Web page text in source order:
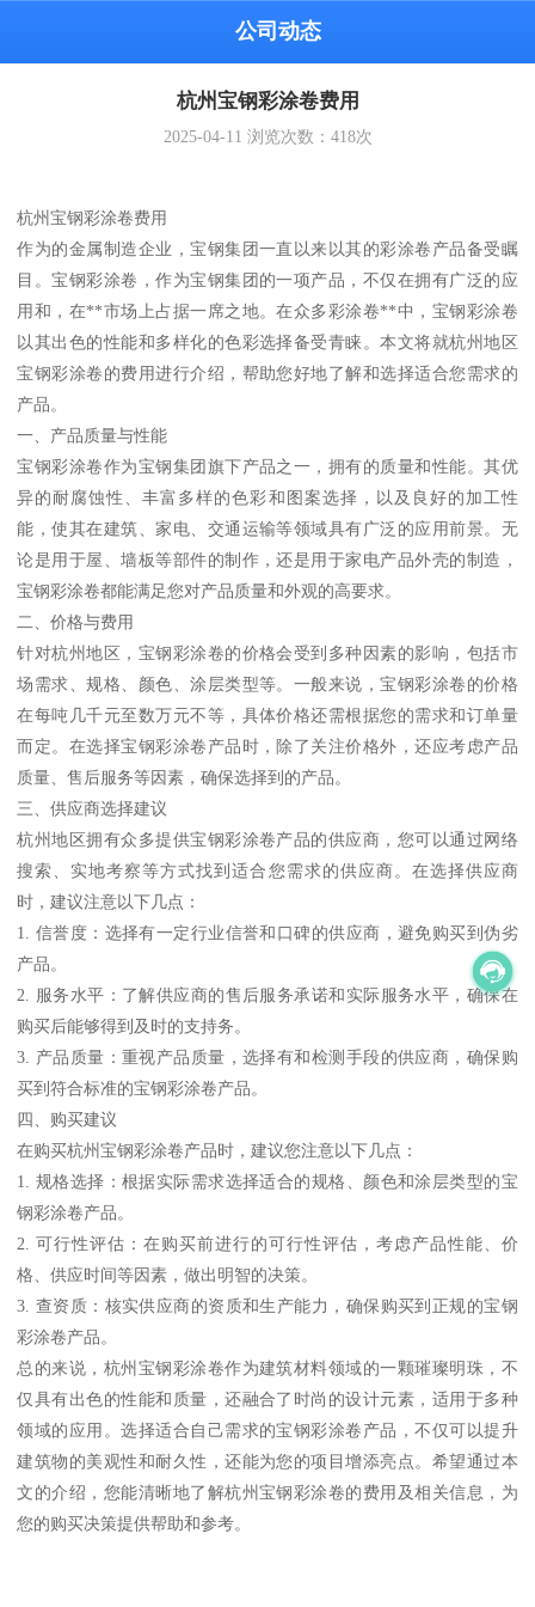
公司动态
杭州宝钢彩涂卷费用
2025-04-11 浏览次数： 418次
杭州宝钢彩涂卷费用
作为的金属制造企业，宝钢集团一直以来以其的彩涂卷产品备受瞩
目。宝钢彩涂卷，作为宝钢集团的一项产品，不仅在拥有广泛的应
用和，在**市场上占据一席之地。在众多彩涂卷**中，宝钢彩涂卷
以其出色的性能和多样化的色彩选择备受青睐。本文将就杭州地区
宝钢彩涂卷的费用进行介绍，帮助您好地了解和选择适合您需求的
产品。
一、产品质量与性能
宝钢彩涂卷作为宝钢集团旗下产品之一，拥有的质量和性能。其优
异的耐腐蚀性、丰富多样的色彩和图案选择，以及良好的加工性
能，使其在建筑、家电、交通运输等领域具有广泛的应用前景。无
论是用于屋、墙板等部件的制作，还是用于家电产品外壳的制造，
宝钢彩涂卷都能满足您对产品质量和外观的高要求。
二、价格与费用
针对杭州地区，宝钢彩涂卷的价格会受到多种因素的影响，包括市
场需求、规格、颜色、涂层类型等。一般来说，宝钢彩涂卷的价格
在每吨几千元至数万元不等，具体价格还需根据您的需求和订单量
而定。在选择宝钢彩涂卷产品时，除了关注价格外，还应考虑产品
质量、售后服务等因素，确保选择到的产品。
三、供应商选择建议
杭州地区拥有众多提供宝钢彩涂卷产品的供应商，您可以通过网络
搜索、实地考察等方式找到适合您需求的供应商。在选择供应商
时，建议注意以下几点：
1. 信誉度：选择有一定行业信誉和口碑的供应商，避免购买到伪劣
产品。
2. 服务水平：了解供应商的售后服务承诺和实际服务水平，确保在
购买后能够得到及时的支持务。
3. 产品质量：重视产品质量，选择有和检测手段的供应商，确保购
买到符合标准的宝钢彩涂卷产品。
四、购买建议
在购买杭州宝钢彩涂卷产品时，建议您注意以下几点：
1. 规格选择：根据实际需求选择适合的规格、颜色和涂层类型的宝
钢彩涂卷产品。
2. 可行性评估：在购买前进行的可行性评估，考虑产品性能、价
格、供应时间等因素，做出明智的决策。
3. 查资质：核实供应商的资质和生产能力，确保购买到正规的宝钢
彩涂卷产品。
总的来说，杭州宝钢彩涂卷作为建筑材料领域的一颗璀璨明珠，不
仅具有出色的性能和质量，还融合了时尚的设计元素，适用于多种
领域的应用。选择适合自己需求的宝钢彩涂卷产品，不仅可以提升
建筑物的美观性和耐久性，还能为您的项目增添亮点。希望通过本
文的介绍，您能清晰地了解杭州宝钢彩涂卷的费用及相关信息，为
您的购买决策提供帮助和参考。